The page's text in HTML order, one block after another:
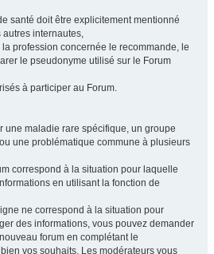
santé doit être explicitement mentionné
internautes,
profession concernée le recommande, le
le pseudonyme utilisé sur le Forum
à participer au Forum.
une maladie rare spécifique, un groupe
une problématique commune à plusieurs
correspond à la situation pour laquelle
en utilisant la fonction de
ne correspond à la situation pour
des informations, vous pouvez demander
forum en complétant le
vos souhaits. Les modérateurs vous